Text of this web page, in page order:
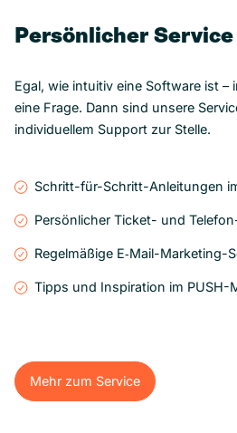
Persönlicher
Egal, wie intuitiv eine Software ist –
eine Frage. Dann sind unsere
individuellem Support zur Stelle.
Schritt-für-Schritt-Anleitungen
Persönlicher Ticket- und
Regelmäßige E‑Mail-Marketing-
Tipps und Inspiration im PUSH-
Mehr zum Service
Mehr zum Service